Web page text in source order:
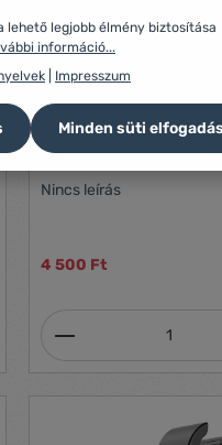
kg)
a kívánt
TELESIN Fejpánt
Nincs leírás
4 500 Ft
lehető legjobb élmény biztosítása
információ...
Impresszum
Minden süti